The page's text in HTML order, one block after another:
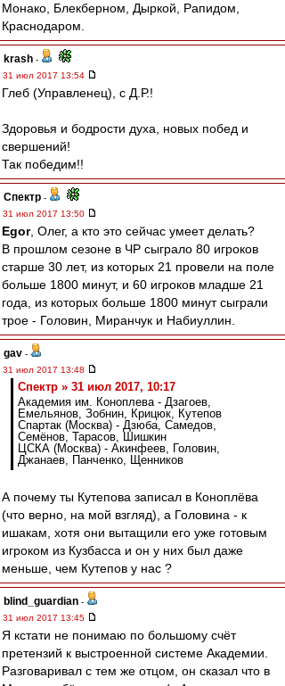
Монако, Блекберном, Дыркой, Рапидом,
Краснодаром.
krash -
31 июл 2017 13:54
Глеб (Управленец), с Д.Р.!
Здоровья и бодрости духа, новых побед и
свершений!
Так победим!!
Спектр -
31 июл 2017 13:50
Egor, Олег, а кто это сейчас умеет делать?
В прошлом сезоне в ЧР сыграло 80 игроков
старше 30 лет, из которых 21 провели на поле
больше 1800 минут, и 60 игроков младше 21
года, из которых больше 1800 минут сыграли
трое - Головин, Миранчук и Набиуллин.
gav -
31 июл 2017 13:48
Спектр » 31 июл 2017, 10:17
Академия им. Коноплева - Дзагоев,
Емельянов, Зобнин, Крицюк, Кутепов
Спартак (Москва) - Дзюба, Самедов,
Семёнов, Тарасов, Шишкин
ЦСКА (Москва) - Акинфеев, Головин,
Джанаев, Панченко, Щенников
А почему ты Кутепова записал в Коноплёва
(что верно, на мой взгляд), а Головина - к
ишакам, хотя они вытащили его уже готовым
игроком из Кузбасса и он у них был даже
меньше, чем Кутепов у нас ?
blind_guardian -
31 июл 2017 13:45
Я кстати не понимаю по большому счёт
претензий к выстроенной системе Академии.
Разговаривал с тем же отцом, он сказал что в